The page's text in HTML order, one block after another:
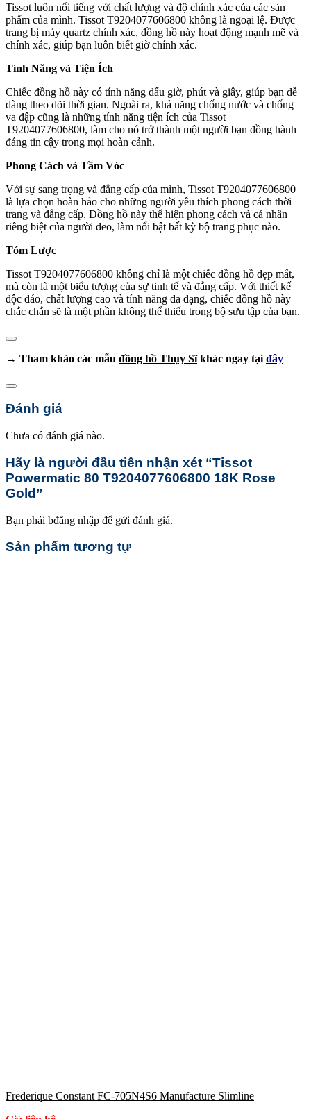
Tissot luôn nổi tiếng với chất lượng và độ chính xác của các sản
phẩm của mình. Tissot T9204077606800 không là ngoại lệ. Được
trang bị máy quartz chính xác, đồng hồ này hoạt động mạnh mẽ và
chính xác, giúp bạn luôn biết giờ chính xác.
Tính Năng và Tiện Ích
Chiếc đồng hồ này có tính năng dấu giờ, phút và giây, giúp bạn dễ
dàng theo dõi thời gian. Ngoài ra, khả năng chống nước và chống
va đập cũng là những tính năng tiện ích của Tissot
T9204077606800, làm cho nó trở thành một người bạn đồng hành
đáng tin cậy trong mọi hoàn cảnh.
Phong Cách và Tầm Vóc
Với sự sang trọng và đẳng cấp của mình, Tissot T9204077606800
là lựa chọn hoàn hảo cho những người yêu thích phong cách thời
trang và đẳng cấp. Đồng hồ này thể hiện phong cách và cá nhân
riêng biệt của người đeo, làm nổi bật bất kỳ bộ trang phục nào.
Tóm Lược
Tissot T9204077606800 không chỉ là một chiếc đồng hồ đẹp mắt,
mà còn là một biểu tượng của sự tinh tế và đẳng cấp. Với thiết kế
độc đáo, chất lượng cao và tính năng đa dạng, chiếc đồng hồ này
chắc chắn sẽ là một phần không thể thiếu trong bộ sưu tập của bạn.
→ Tham khảo các mẫu đồng hồ Thụy Sĩkhác ngay tại đây
Đánh giá
Chưa có đánh giá nào.
Hãy là người đầu tiên nhận xét “Tissot
Powermatic 80 T9204077606800 18K Rose
Gold”
Bạn phải bđăng nhập để gửi đánh giá.
Sản phẩm tương tự
Frederique Constant FC-705N4S6 Manufacture Slimline